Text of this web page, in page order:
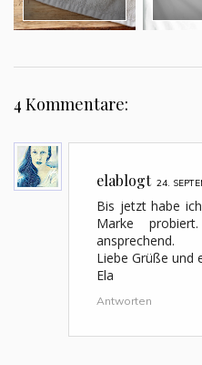
4 Kommentare:
elablogt 24.
Bis jetzt habe
Marke
ansprechend.
Liebe Grüße und
Ela
Antworten